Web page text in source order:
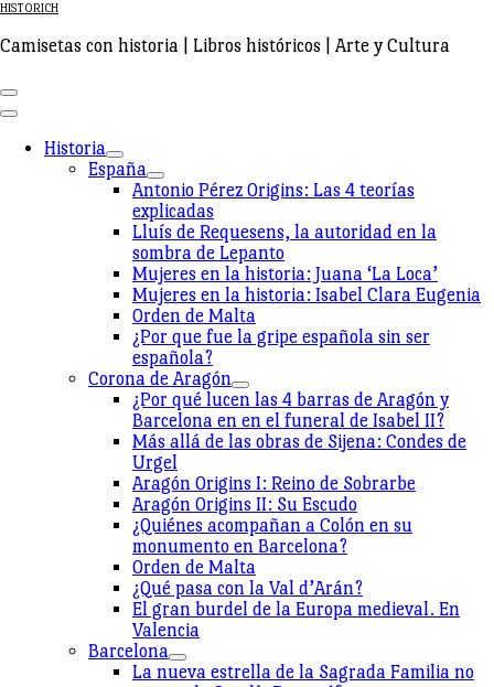
HISTORICH
Camisetas con historia | Libros históricos | Arte y Cultura
Historia
España
Antonio Pérez Origins: Las 4 teorías
explicadas
Lluís de Requesens, la autoridad en la
sombra de Lepanto
Mujeres en la historia: Juana ‘La Loca’
Mujeres en la historia: Isabel Clara Eugenia
Orden de Malta
¿Por que fue la gripe española sin ser
española?
Corona de Aragón
¿Por qué lucen las 4 barras de Aragón y
Barcelona en en el funeral de Isabel II?
Más allá de las obras de Sijena: Condes de
Urgel
Aragón Origins I: Reino de Sobrarbe
Aragón Origins II: Su Escudo
¿Quiénes acompañan a Colón en su
monumento en Barcelona?
Orden de Malta
¿Qué pasa con la Val d’Arán?
El gran burdel de la Europa medieval. En
Valencia
Barcelona
La nueva estrella de la Sagrada Familia no